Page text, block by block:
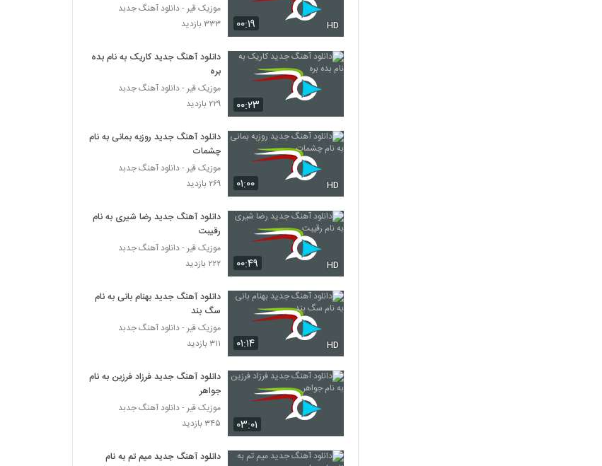
۰۰:۱۹ HD
موزیک قیر - دانلود آهنگ جدبد
۳۳۳ بازدید
۰۰:۲۳
دانلود آهنگ جدید کاریک به نام بده
بره
موزیک قیر - دانلود آهنگ جدبد
۲۲۹ بازدید
۰۱:۰۰ HD
دانلود آهنگ جدید روزبه بمانی به نام
چشمات
موزیک قیر - دانلود آهنگ جدبد
۲۶۹ بازدید
۰۰:۴۹ HD
دانلود آهنگ جدید رضا شیری به نام
رقیبت
موزیک قیر - دانلود آهنگ جدبد
۲۲۲ بازدید
۰۱:۱۴ HD
دانلود آهنگ جدید بهنام بانی به نام
سگ بند
موزیک قیر - دانلود آهنگ جدبد
۳۱۱ بازدید
۰۳:۰۱
دانلود آهنگ جدید فرزاد فرزین به نام
جواهر
موزیک قیر - دانلود آهنگ جدبد
۳۴۵ بازدید
دانلود آهنگ جدید میم تم به نام